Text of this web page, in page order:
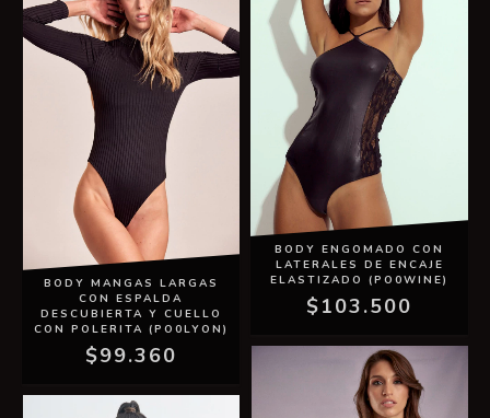
BODY MANGAS LARGAS
CON ESPALDA
DESCUBIERTA Y CUELLO
CON POLERITA (PO0LYON)
$99.360
BODY ENGOMADO CON
LATERALES DE ENCAJE
ELASTIZADO (PO0WINE)
$103.500